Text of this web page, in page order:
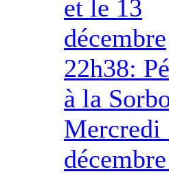
et le 13
décembre
22h38:
à la
Mercredi